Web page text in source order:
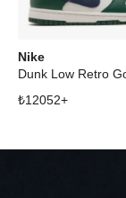
Nike
₺12052+